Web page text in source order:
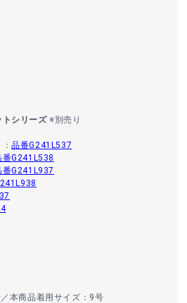
シリーズ※別売り
：品番G241L537
番G241L538
番G241L937
本商品着用サイズ：9号